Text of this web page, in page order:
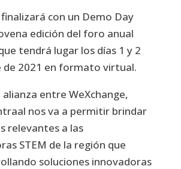
con un Demo Day
edición del foro anual
tendrá lugar los días 1 y 2
de 2021 en formato virtual.
entre WeXchange,
nos va a permitir brindar
relevantes a las
STEM de la región que
soluciones innovadoras